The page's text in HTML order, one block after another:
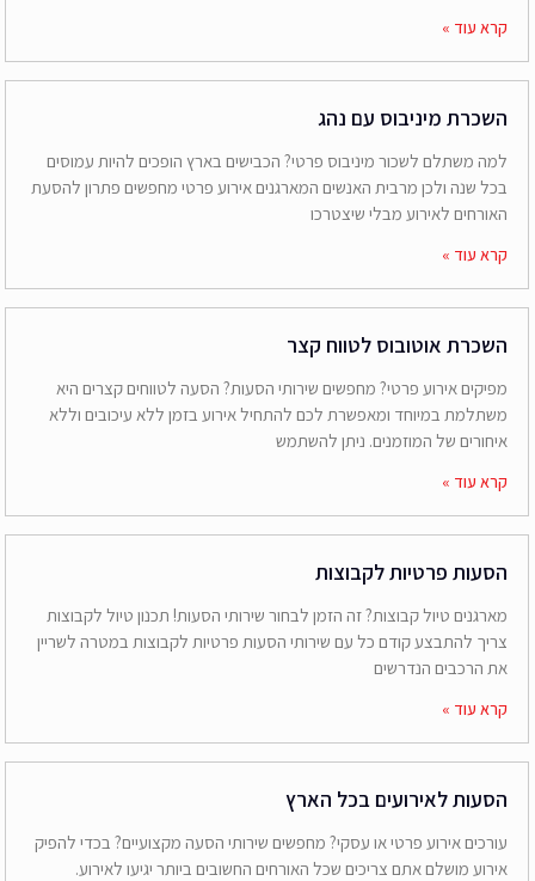
קרא עוד »
השכרת מיניבוס עם נהג
למה משתלם לשכור מיניבוס פרטי? הכבישים בארץ הופכים להיות עמוסים
בכל שנה ולכן מרבית האנשים המארגנים אירוע פרטי מחפשים פתרון להסעת
האורחים לאירוע מבלי שיצטרכו
קרא עוד »
השכרת אוטובוס לטווח קצר
מפיקים אירוע פרטי? מחפשים שירותי הסעות? הסעה לטווחים קצרים היא
משתלמת במיוחד ומאפשרת לכם להתחיל אירוע בזמן ללא עיכובים וללא
איחורים של המוזמנים. ניתן להשתמש
קרא עוד »
הסעות פרטיות לקבוצות
מארגנים טיול קבוצות? זה הזמן לבחור שירותי הסעות! תכנון טיול לקבוצות
צריך להתבצע קודם כל עם שירותי הסעות פרטיות לקבוצות במטרה לשריין
את הרכבים הנדרשים
קרא עוד »
הסעות לאירועים בכל הארץ
עורכים אירוע פרטי או עסקי? מחפשים שירותי הסעה מקצועיים? בכדי להפיק
אירוע מושלם אתם צריכים שכל האורחים החשובים ביותר יגיעו לאירוע.